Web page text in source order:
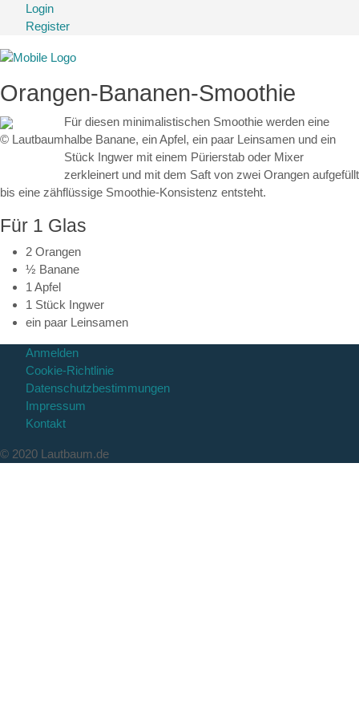
Login
Register
Orangen-Bananen-Smoothie
© Lautbaum
Für diesen minimalistischen Smoothie werden eine
halbe Banane, ein Apfel, ein paar Leinsamen und ein
Stück Ingwer mit einem Pürierstab oder Mixer
zerkleinert und mit dem Saft von zwei Orangen aufgefüllt
bis eine zähflüssige Smoothie-Konsistenz entsteht.
Für 1 Glas
2 Orangen
½ Banane
1 Apfel
1 Stück Ingwer
ein paar Leinsamen
Anmelden
Cookie-Richtlinie
Datenschutzbestimmungen
Impressum
Kontakt
© 2020 Lautbaum.de